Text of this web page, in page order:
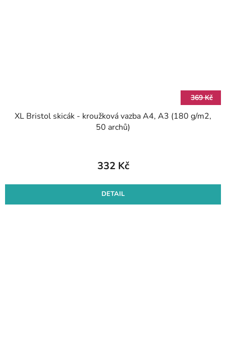
369 Kč
XL Bristol skicák - kroužková vazba A4, A3 (180 g/m2,
50 archů)
332 Kč
DETAIL